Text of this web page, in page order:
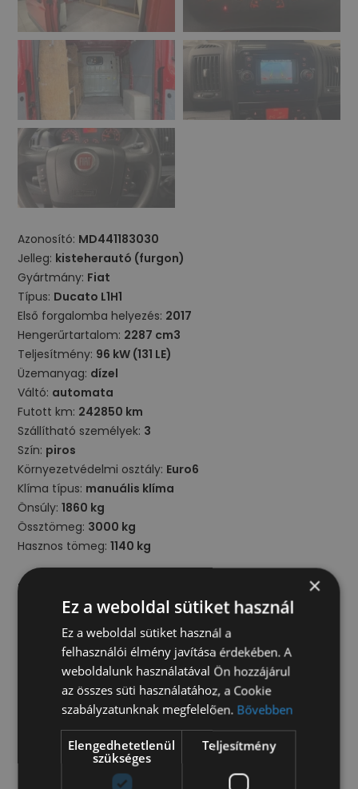
Azonosító: MD441183030
Jelleg: kisteherautó (furgon)
Gyártmány: Fiat
Típus: Ducato L1H1
Első forgalomba helyezés: 2017
Hengerűrtartalom: 2287 cm3
Teljesítmény: 96 kW (131 LE)
Üzemanyag: dízel
Váltó: automata
Futott km: 242850 km
Szállítható személyek: 3
Szín: piros
Környezetvédelmi osztály: Euro6
Klíma típus: manuális klíma
Önsúly:1860 kg
Össztömeg: 3000 kg
Hasznos tömeg:1140 kg
Beltér
centrálzár
szervokormány
Felépítmény/raktér
jobboldali oldalajtó
Műszaki
automata váltó
×
Ez a weboldal sütiket használ
Ez a weboldal sütiket használ a
felhasználói élmény javítása érdekében. A
weboldalunk használatával Ön hozzájárul
az összes süti használatához, a Cookie
szabályzatunknak megfelelően. Bővebben
Elengedhetetlenül
szükséges
Teljesítmény